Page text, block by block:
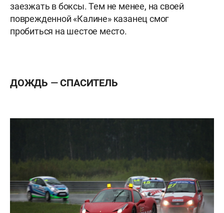
заезжать в боксы. Тем не менее, на своей
поврежденной «Калине» казанец смог
пробиться на шестое место.
ДОЖДЬ — СПАСИТЕЛЬ